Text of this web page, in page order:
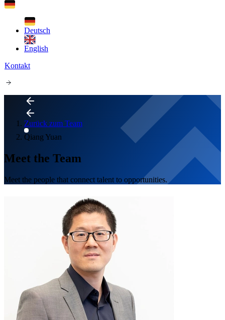
Deutsch
English
Kontakt
Zurück zum Team
Qiang Yuan
Meet the Team
Meet the people that connect talent to opportunities.